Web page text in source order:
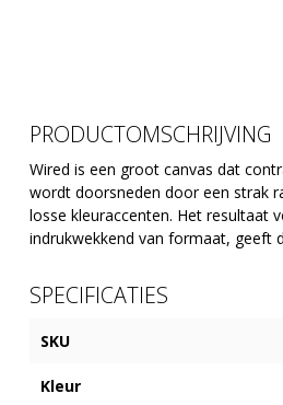
PRODUCTOMSCHRIJVING
Wired is een groot canvas dat
wordt doorsneden door een strak
losse kleuraccenten. Het resultaat
indrukwekkend van formaat, geeft
SPECIFICATIES
SKU
Kleur